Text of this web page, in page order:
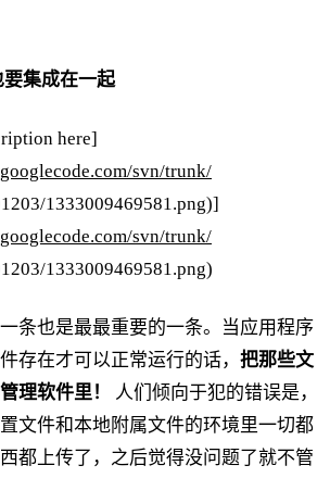
集成在一起
here]
svn/trunk/
1333009469581.png)]
svn/trunk/
1333009469581.png)
条也是最最重要的一条。当应用程序
存在才可以正常运行的话， 把那些文
理软件里！
人们倾向于犯的错误是，
文件和本地附属文件的环境里一切都
都上传了，之后觉得没问题了就不管